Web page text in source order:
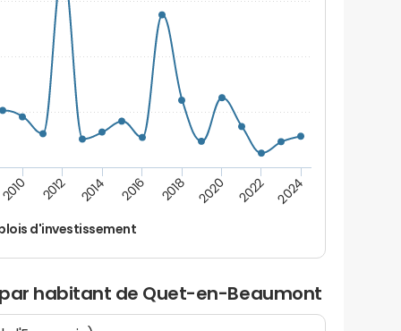
d'investissement
2010 2012 2014 2016 2018 2020 2022 2024
habitant de Quet-en-Beaumont